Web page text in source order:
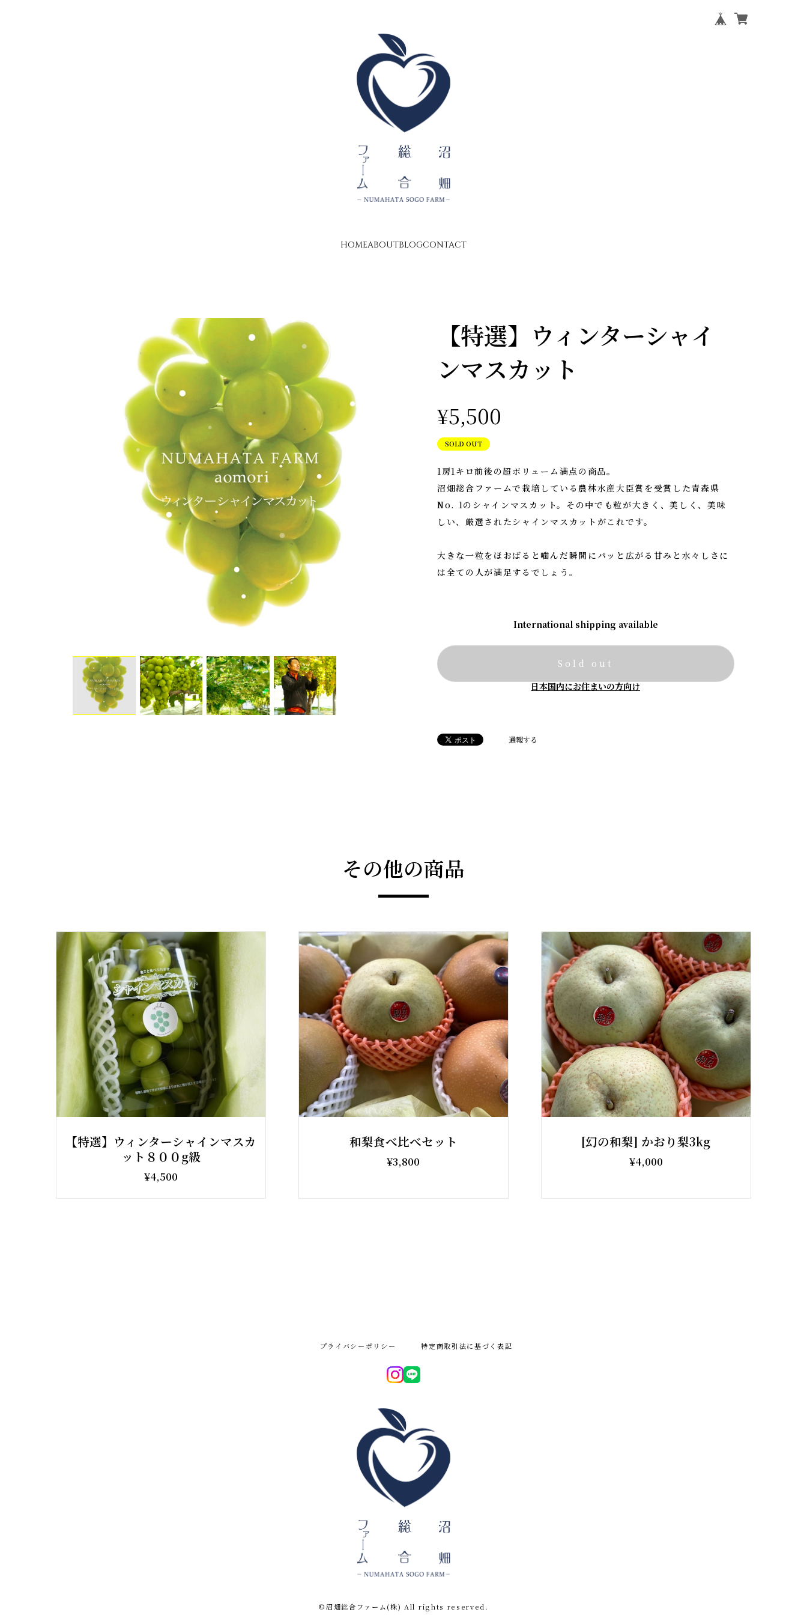
HOMEABOUTBLOGCONTACT
【特選】ウィンターシャイ
ンマスカット
¥5,500
SOLD OUT
1房1キロ前後の超ボリューム満点の商品。
沼畑総合ファームで栽培している農林水産大臣賞を受賞した青森県
No. 1のシャインマスカット。その中でも粒が大きく、美しく、美味
しい、厳選されたシャインマスカットがこれです。
大きな一粒をほおばると噛んだ瞬間にパッと広がる甘みと水々しさに
は全ての人が満足するでしょう。
International shipping available
Sold out
日本国内にお住まいの方向け
通報する
その他の商品
【特選】ウィンターシャインマスカ
ット８００g級
¥4,500
和梨食べ比べセット
¥3,800
[幻の和梨] かおり梨3kg
¥4,000
プライバシーポリシー 特定商取引法に基づく表記
©︎沼畑総合ファーム(株) All rights reserved.